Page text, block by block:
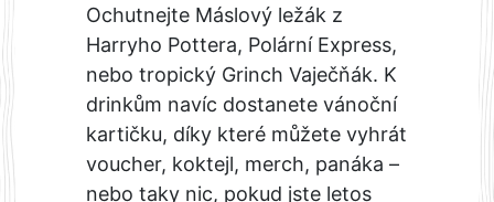
Ochutnejte Máslový ležák z
Harryho Pottera, Polární Express,
nebo tropický Grinch Vaječňák. K
drinkům navíc dostanete vánoční
kartičku, díky které můžete vyhrát
voucher, koktejl, merch, panáka –
nebo taky nic, pokud jste letos